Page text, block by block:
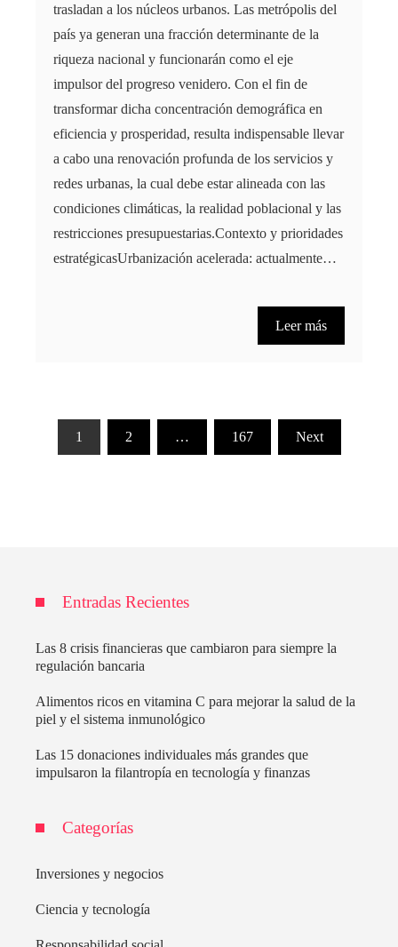
trasladan a los núcleos urbanos. Las metrópolis del
país ya generan una fracción determinante de la
riqueza nacional y funcionarán como el eje
impulsor del progreso venidero. Con el fin de
transformar dicha concentración demográfica en
eficiencia y prosperidad, resulta indispensable llevar
a cabo una renovación profunda de los servicios y
redes urbanas, la cual debe estar alineada con las
condiciones climáticas, la realidad poblacional y las
restricciones presupuestarias.Contexto y prioridades
estratégicasUrbanización acelerada: actualmente…
Leer más
Paginación
1 2 … 167 Next
Entradas Recientes
Las 8 crisis financieras que cambiaron para siempre la
regulación bancaria
Alimentos ricos en vitamina C para mejorar la salud de la
piel y el sistema inmunológico
Las 15 donaciones individuales más grandes que
impulsaron la filantropía en tecnología y finanzas
Categorías
Inversiones y negocios
Ciencia y tecnología